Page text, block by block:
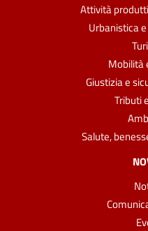
Attività
Urbanistica
Mobilità
Giustizia e
Tributi
Salute,